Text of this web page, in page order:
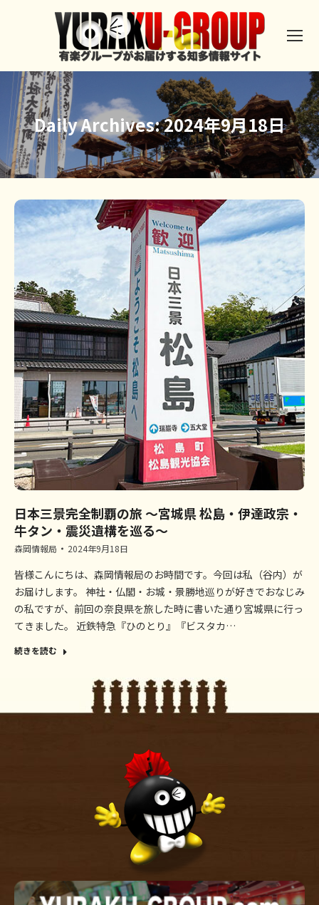
Daily Archives:2024年9月18日
日本三景完全制覇の旅 ～宮城県 松島・伊達政宗・
牛タン・震災遺構を巡る～
森岡情報局 2024年9月18日
皆様こんにちは、森岡情報局のお時間です。今回は私（谷内）が
お届けします。 神社・仏閣・お城・景勝地巡りが好きでおなじみ
の私ですが、前回の奈良県を旅した時に書いた通り宮城県に行っ
てきました。 近鉄特急『ひのとり』『ビスタカ…
続きを読む